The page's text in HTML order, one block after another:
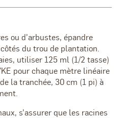
ou d'arbustes, épandre
du trou de plantation.
utiliser 125 ml (1/2 tasse)
pour chaque mètre linéaire
la tranchée, 30 cm (1 pi) à
s'assurer que les racines